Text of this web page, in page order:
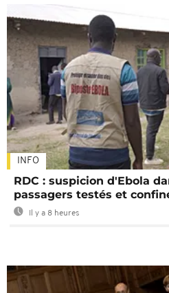
INFO
RDC : suspicion d'Ebola
passagers testés et
Il y a 8 heures